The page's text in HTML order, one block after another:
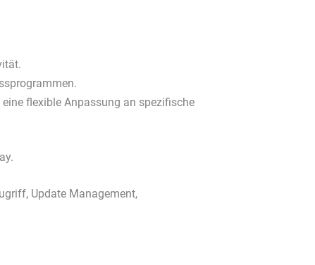
flexible Anpassung an spezifische
Update Management,